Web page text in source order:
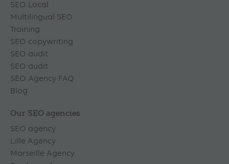
SEO Local
Multilingual SEO
Training
SEO copywriting
SEO audit
SEO audit
SEO Agency FAQ
Blog
Our SEO agencies
SEO agency
Lille Agency
Marseille Agency